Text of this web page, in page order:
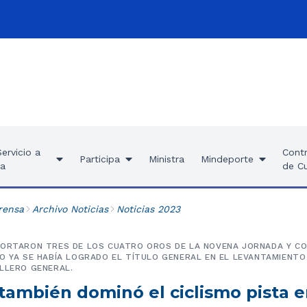
a
Participa Ministra Mindeporte
de
Archivo Noticias Noticias 2023
dominó el ciclismo pista
TRES DE LOS CUATRO OROS DE LA NOVENA JORNADA Y
YA SE HABÍA LOGRADO EL TÍTULO GENERAL EN EL
GENERAL.